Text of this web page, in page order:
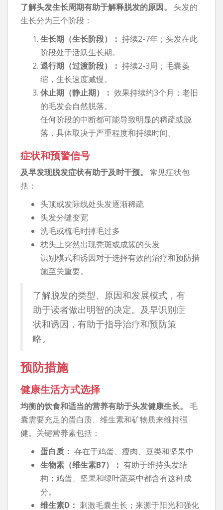
了解头发生长周期有助于解释脱发的原因。
头发的
生长分为三个阶段：
生长期（生长阶段）： 持续2-7年；头发在此
阶段处于活跃生长期。
退行期（过渡阶段）： 持续2-3周；毛囊萎
缩，生长速度减慢。
休止期（静止期）： 效果持续约3个月；老旧
的毛发会自然脱落。
任何阶段的中断都可能导致明显的稀疏或脱
落，具体取决于严重程度和持续时间。
症状和预警信号
及早发现脱发症状有助于及时干预。
常见症状包
括：
头顶或发际线处头发逐渐稀疏
头发分缝变宽
洗毛或梳毛时掉毛过多
枕头上突然出现秃斑或成簇的头发
识别模式和诱因对于选择有效的治疗和预防措
施至关重要。
了解脱发的类型、原因和发展模式，有
助于读者做出明智的决定。及早识别症
状和诱因，有助于指导治疗和预防策
略。
预防措施
健康生活方式选择
均衡的饮食和适当的营养有助于头发健康生长。
毛
囊需要充足的蛋白质、维生素和矿物质来维持强
健。关键营养素包括：
蛋白质： 存在于鸡蛋、瘦肉、豆类和坚果中
生物素（维生素B7）： 有助于维持头发结
构；鸡蛋、坚果和绿叶蔬菜中都含有这种成
分。
维生素D： 刺激毛囊生长；来源于阳光和强化